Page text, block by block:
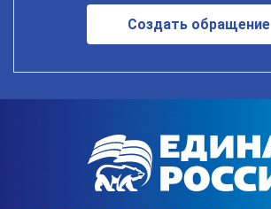
Создать обращение